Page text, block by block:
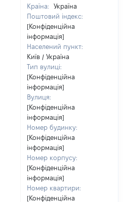
Країна:
Україна
Поштовий індекс:
[Конфіденційна
інформація]
Населений пункт:
Київ / Україна
Тип вулиці:
[Конфіденційна
інформація]
Вулиця:
[Конфіденційна
інформація]
Номер будинку:
[Конфіденційна
інформація]
Номер корпусу:
[Конфіденційна
інформація]
Номер квартири:
[Конфіденційна